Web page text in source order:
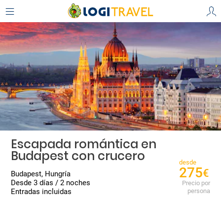
Escapada romántica en
Budapest con crucero
Budapest, Hungría
Desde 3 días / 2 noches
Entradas incluidas
desde
275€
Precio por
persona